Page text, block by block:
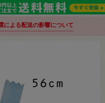
による配送の影響について